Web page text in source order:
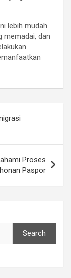
lebih mudah
memadai, dan
Proses
Paspor
Search